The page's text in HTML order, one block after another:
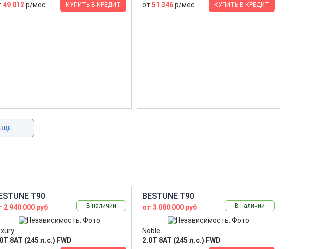
49 012р/мес КУПИТЬ В КРЕДИТ
от 51 346р/мес КУПИТЬ В КРЕДИТ
T90
2 940 000 руб В наличии
8AT (245 л.с.) FWD
BESTUNE T90
от 3 080 000 руб В наличии
Noble
2.0T 8AT (245 л.с.) FWD